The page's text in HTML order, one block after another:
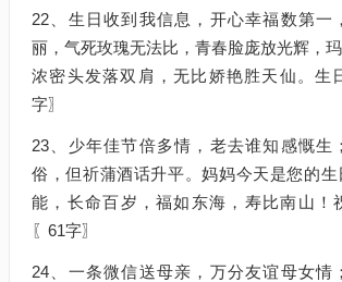
22、生日收到我信息，开心幸福数第一
丽，气死玫瑰无法比，青春脸庞放光辉，
浓密头发落双肩，无比娇艳胜天仙。生
字〗
23、少年佳节倍多情，老去谁知感慨生
俗，但祈蒲酒话升平。妈妈今天是您的
能，长命百岁，福如东海，寿比南山！
〖61字〗
24、一条微信送母亲，万分友谊母女情